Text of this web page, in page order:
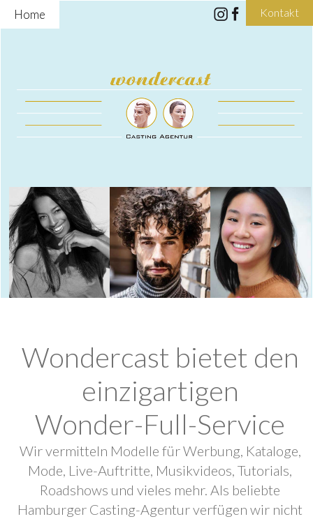
Home Kontakt
Wondercast bietet den
einzigartigen
Wonder-Full-Service
Wir vermitteln Modelle für Werbung, Kataloge,
Mode, Live-Auftritte, Musikvideos, Tutorials,
Roadshows und vieles mehr. Als beliebte
Hamburger Casting-Agentur verfügen wir nicht